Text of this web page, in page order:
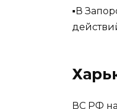
▪️В
ВС РФ